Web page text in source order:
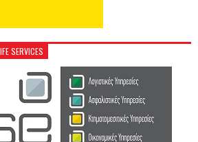
SERVICES